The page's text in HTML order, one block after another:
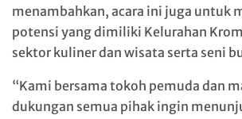
menambahkan, acara ini juga untuk
potensi yang dimiliki Kelurahan
sektor kuliner dan wisata serta seni
“Kami bersama tokoh pemuda dan
dukungan semua pihak ingin